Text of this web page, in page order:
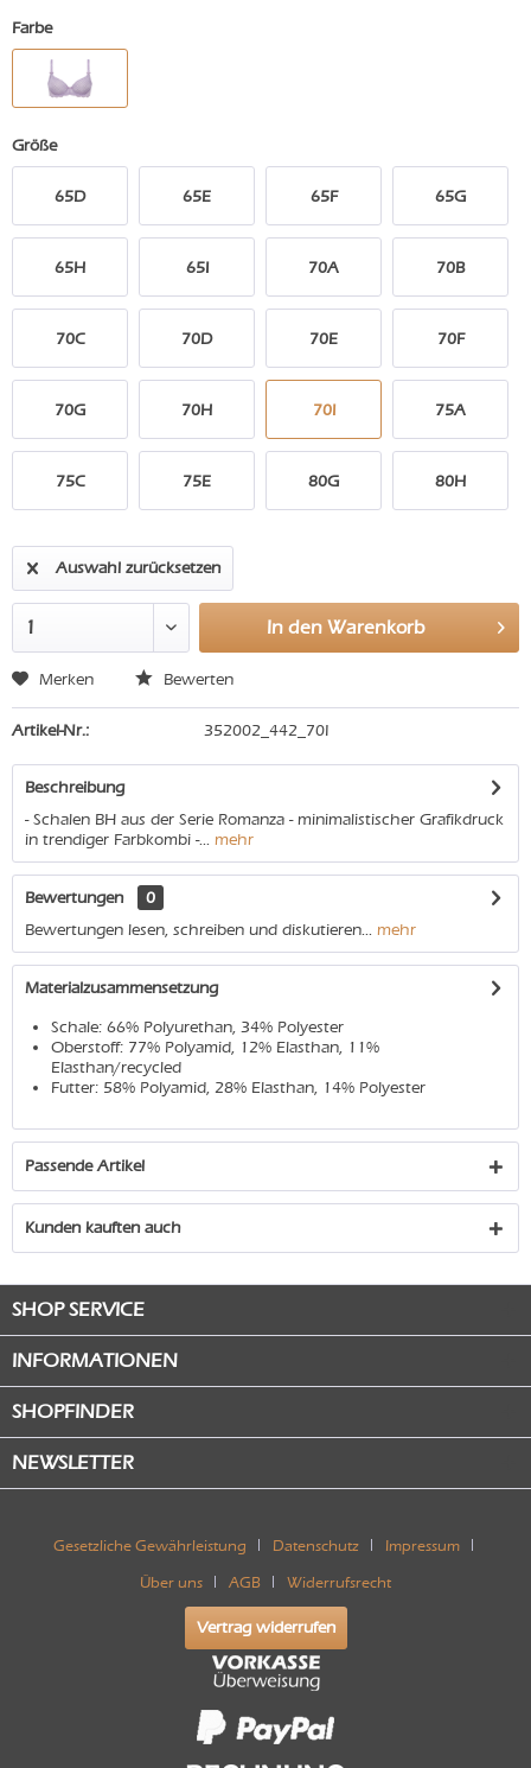
Farbe
Größe
65D 65E 65F 65G
65H 65I 70A 70B
70C 70D 70E 70F
70G 70H 70I 75A
75C 75E 80G 80H
Auswahl zurücksetzen
In den Warenkorb
Merken Bewerten
Artikel-Nr.: 352002_442_70I
Beschreibung
- Schalen BH aus der Serie Romanza - minimalistischer Grafikdruck
in trendiger Farbkombi -... mehr
Bewertungen
0
Bewertungen lesen, schreiben und diskutieren... mehr
Materialzusammensetzung
Schale: 66% Polyurethan, 34% Polyester
Oberstoff: 77% Polyamid, 12% Elasthan, 11%
Elasthan/recycled
Futter: 58% Polyamid, 28% Elasthan, 14% Polyester
Passende Artikel
Kunden kauften auch
SHOP SERVICE
INFORMATIONEN
SHOPFINDER
NEWSLETTER
Gesetzliche Gewährleistung Datenschutz Impressum
Über uns AGB Widerrufsrecht
Vertrag widerrufen